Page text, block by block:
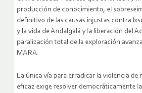
producción de conocimiento; el
definitivo de las causas injustas contra
y la vida de Andalgalá y la liberación del
paralización total de la exploración
MARA.
La única vía para erradicar la violencia
eficaz exige resolver democráticamente